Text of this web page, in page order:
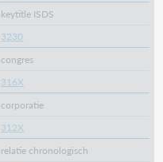
keytitle ISDS
3230
congres
316X
corporatie
312X
relatie chronologisch